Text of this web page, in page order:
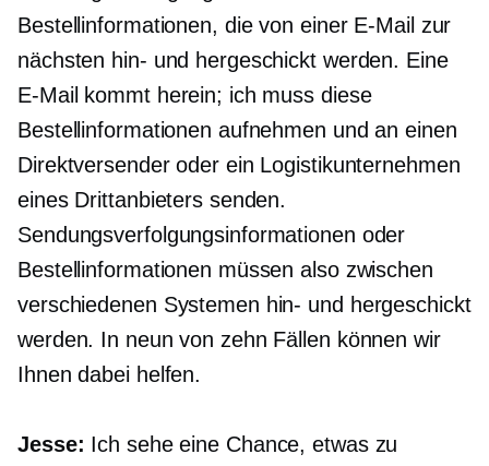
Bestellinformationen, die von einer E-Mail zur
nächsten hin- und hergeschickt werden. Eine
E-Mail kommt herein; ich muss diese
Bestellinformationen aufnehmen und an einen
Direktversender oder ein Logistikunternehmen
eines Drittanbieters senden.
Sendungsverfolgungsinformationen oder
Bestellinformationen müssen also zwischen
verschiedenen Systemen hin- und hergeschickt
werden. In neun von zehn Fällen können wir
Ihnen dabei helfen.
Jesse: Ich sehe eine Chance, etwas zu